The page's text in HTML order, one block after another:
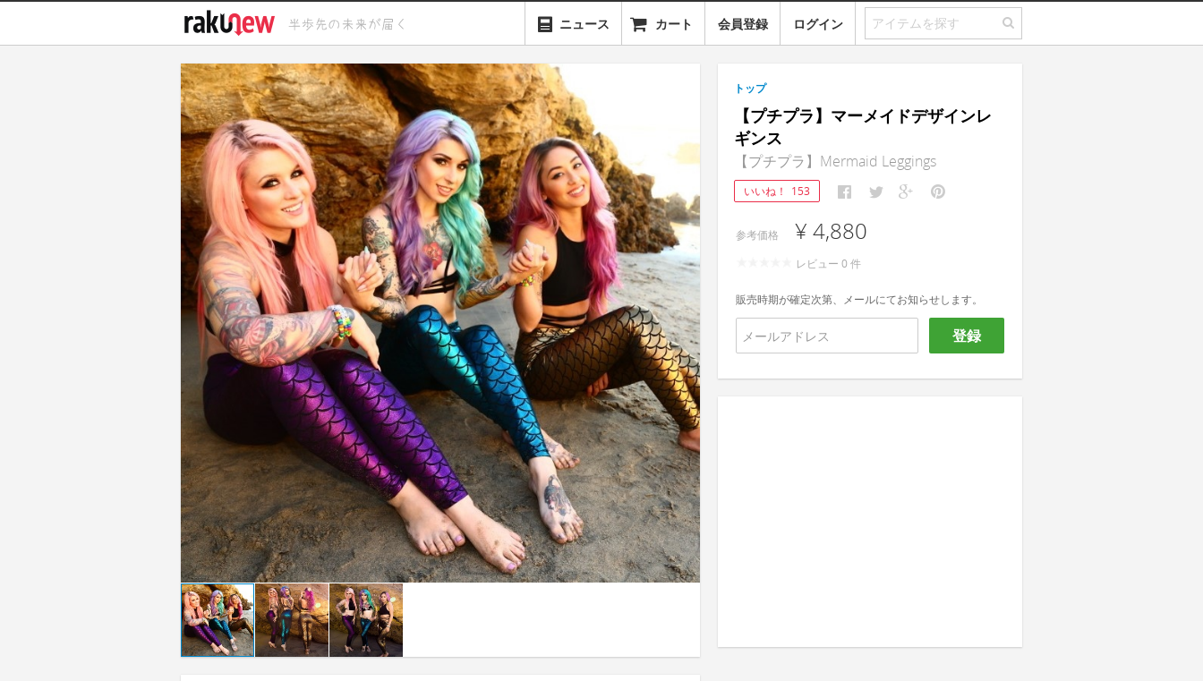
ニュース カート 会員登録 ログイン
トップ
【プチプラ】マーメイドデザインレ
ギンス
【プチプラ】Mermaid Leggings
いいね！ 153
参考価格 ¥ 4,880
レビュー 0 件
販売時期が確定次第、メールにてお知らせします。
登録